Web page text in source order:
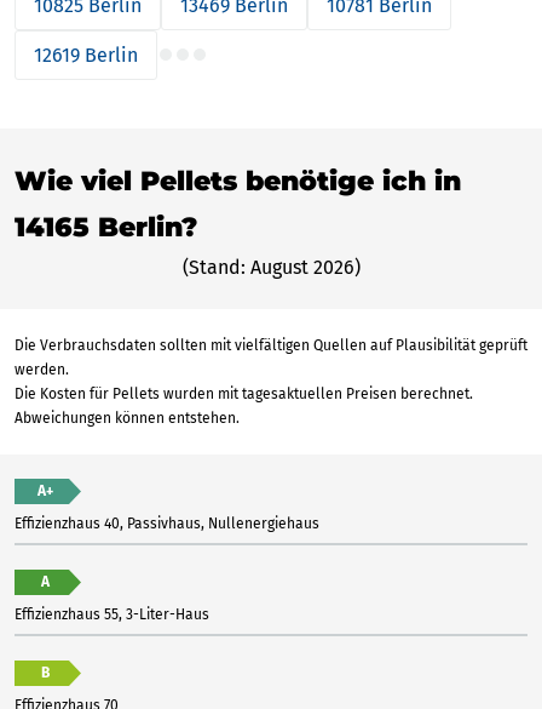
10825 Berlin 13469 Berlin 10781 Berlin
12619 Berlin
Wie viel Pellets benötige ich in
14165 Berlin?
(Stand: August 2026)
Die Verbrauchsdaten sollten mit vielfältigen Quellen auf Plausibilität geprüft
werden.
Die Kosten für Pellets wurden mit tagesaktuellen Preisen berechnet.
Abweichungen können entstehen.
A+
Effizienzhaus 40, Passivhaus, Nullenergiehaus
A
Effizienzhaus 55, 3-Liter-Haus
B
Effizienzhaus 70